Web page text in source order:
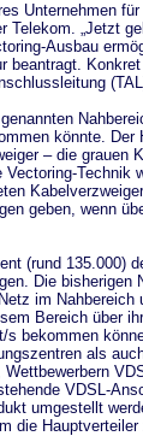
Unternehmen
Telekom. „Jetzt
Ausbau
beantragt.
könnte. Der
– die grauen
Technik
geben, wenn
(rund 135.000)
Die bisherigen
im
Bereich über
bekommen
als
VDSL-
umgestellt
die